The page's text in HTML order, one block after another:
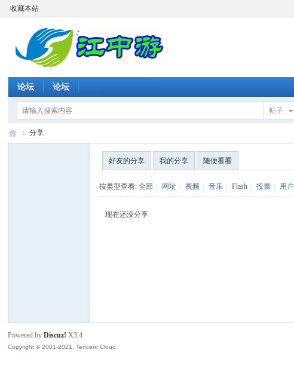
收藏本站
论坛 论坛
帖子
分享
好友的分享 我的分享 随便看看
按类型查看:全部 网址 视频 音乐 Flash 投票 用户
现在还没分享
Powered byDiscuz! X3.4
Copyright © 2001-2021, Tencent Cloud.